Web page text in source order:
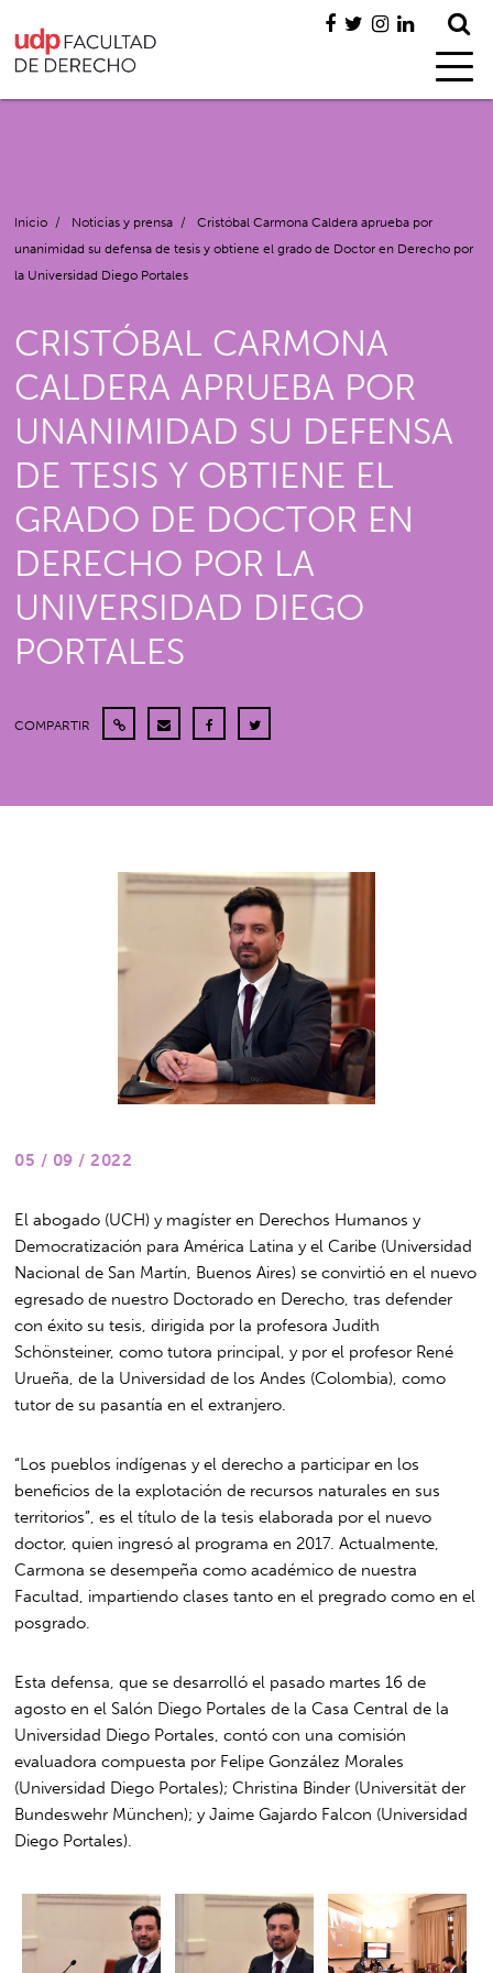
Inicio / Noticias y prensa /
Cristóbal Carmona Caldera aprueba por
unanimidad su defensa de tesis y obtiene el grado de Doctor en Derecho por
la Universidad Diego Portales
CRISTÓBAL CARMONA
CALDERA APRUEBA POR
UNANIMIDAD SU DEFENSA
DE TESIS Y OBTIENE EL
GRADO DE DOCTOR EN
DERECHO POR LA
UNIVERSIDAD DIEGO
PORTALES
COMPARTIR
05 / 09 / 2022
El abogado (UCH) y magíster en Derechos Humanos y
Democratización para América Latina y el Caribe (Universidad
Nacional de San Martín, Buenos Aires) se convirtió en el nuevo
egresado de nuestro Doctorado en Derecho, tras defender
con éxito su tesis, dirigida por la profesora Judith
Schönsteiner, como tutora principal, y por el profesor René
Urueña, de la Universidad de los Andes (Colombia), como
tutor de su pasantía en el extranjero.
“Los pueblos indígenas y el derecho a participar en los
beneficios de la explotación de recursos naturales en sus
territorios”, es el título de la tesis elaborada por el nuevo
doctor, quien ingresó al programa en 2017. Actualmente,
Carmona se desempeña como académico de nuestra
Facultad, impartiendo clases tanto en el pregrado como en el
posgrado.
Esta defensa, que se desarrolló el pasado martes 16 de
agosto en el Salón Diego Portales de la Casa Central de la
Universidad Diego Portales, contó con una comisión
evaluadora compuesta por Felipe González Morales
(Universidad Diego Portales); Christina Binder (Universität der
Bundeswehr München); y Jaime Gajardo Falcon (Universidad
Diego Portales).